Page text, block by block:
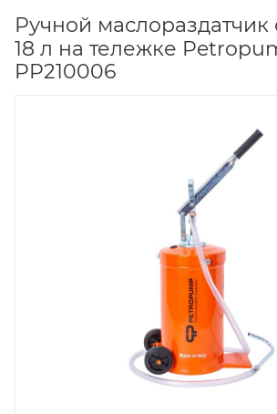
Ручной маслораздатчик
18 л на тележке
PP210006